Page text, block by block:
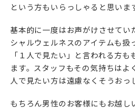
という方もいらっしゃると思いま
基本的に一度はお声がけさせてい
シャルウェルネスのアイテムも扱
「１人で見たい」と言われる方も
ます。スタッフもその気持ちはよ
人で見たい方は遠慮なくそうおっ
もちろん男性のお客様にもお越し